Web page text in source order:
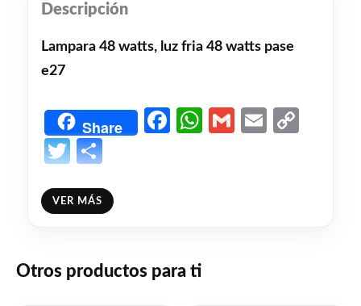
Descripción
Lampara 48 watts, luz fria 48 watts pase
e27
Share Facebook
WhatsApp
GmailEmail
Twitter
❤ME GUSTA
VER MÁS
Otros productos para ti